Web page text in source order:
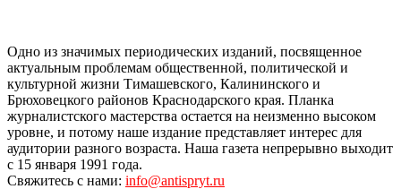
Одно из значимых периодических изданий, посвященное
актуальным проблемам общественной, политической и
культурной жизни Тимашевского, Калининского и
Брюховецкого районов Краснодарского края. Планка
журналистского мастерства остается на неизменно высоком
уровне, и потому наше издание представляет интерес для
аудитории разного возраста. Наша газета непрерывно выходит
с 15 января 1991 года.
Свяжитесь с нами: info@antispryt.ru